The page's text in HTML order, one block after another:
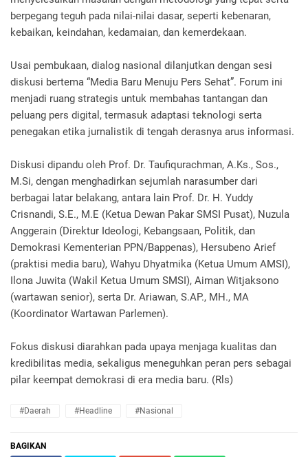
berpegang teguh pada nilai-nilai dasar, seperti kebenaran,
kebaikan, keindahan, kedamaian, dan kemerdekaan.
Usai pembukaan, dialog nasional dilanjutkan dengan sesi
diskusi bertema “Media Baru Menuju Pers Sehat”. Forum ini
menjadi ruang strategis untuk membahas tantangan dan
peluang pers digital, termasuk adaptasi teknologi serta
penegakan etika jurnalistik di tengah derasnya arus informasi.
Diskusi dipandu oleh Prof. Dr. Taufiqurachman, A.Ks., Sos.,
M.Si, dengan menghadirkan sejumlah narasumber dari
berbagai latar belakang, antara lain Prof. Dr. H. Yuddy
Crisnandi, S.E., M.E (Ketua Dewan Pakar SMSI Pusat), Nuzula
Anggerain (Direktur Ideologi, Kebangsaan, Politik, dan
Demokrasi Kementerian PPN/Bappenas), Hersubeno Arief
(praktisi media baru), Wahyu Dhyatmika (Ketua Umum AMSI),
Ilona Juwita (Wakil Ketua Umum SMSI), Aiman Witjaksono
(wartawan senior), serta Dr. Ariawan, S.AP., MH., MA
(Koordinator Wartawan Parlemen).
Fokus diskusi diarahkan pada upaya menjaga kualitas dan
kredibilitas media, sekaligus meneguhkan peran pers sebagai
pilar keempat demokrasi di era media baru. (Rls)
#daerah #headline #nasional
BAGIKAN